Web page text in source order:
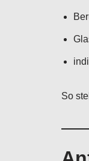
So